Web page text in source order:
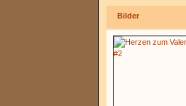
Bilder